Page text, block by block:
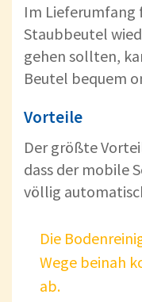
Im Lieferumfang
Staubbeutel
gehen sollten,
Beutel bequem
Vorteile
Der größte
dass der mobile
völlig
Die
Wege beinah
ab.